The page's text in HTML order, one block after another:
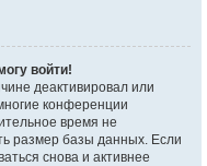
войти!
деактивировал или
конференции
время не
размер базы данных. Если
снова и активнее